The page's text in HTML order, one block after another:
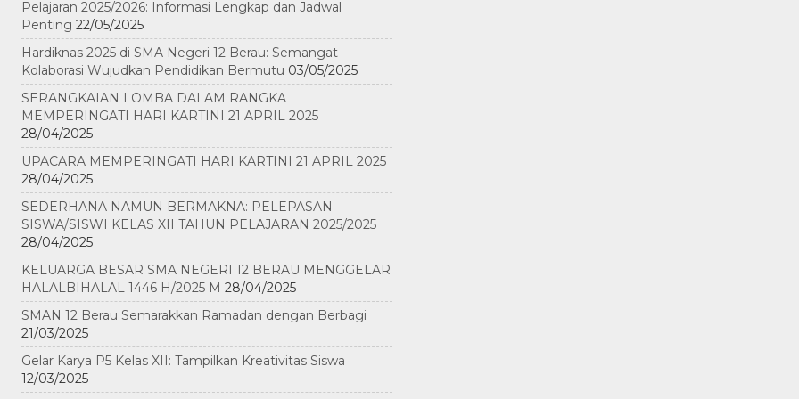
Pelajaran 2025/2026: Informasi Lengkap dan Jadwal
Penting 22/05/2025
Hardiknas 2025 di SMA Negeri 12 Berau: Semangat
Kolaborasi Wujudkan Pendidikan Bermutu 03/05/2025
SERANGKAIAN LOMBA DALAM RANGKA
MEMPERINGATI HARI KARTINI 21 APRIL 2025
28/04/2025
UPACARA MEMPERINGATI HARI KARTINI 21 APRIL 2025
28/04/2025
SEDERHANA NAMUN BERMAKNA: PELEPASAN
SISWA/SISWI KELAS XII TAHUN PELAJARAN 2025/2025
28/04/2025
KELUARGA BESAR SMA NEGERI 12 BERAU MENGGELAR
HALALBIHALAL 1446 H/2025 M 28/04/2025
SMAN 12 Berau Semarakkan Ramadan dengan Berbagi
21/03/2025
Gelar Karya P5 Kelas XII: Tampilkan Kreativitas Siswa
12/03/2025